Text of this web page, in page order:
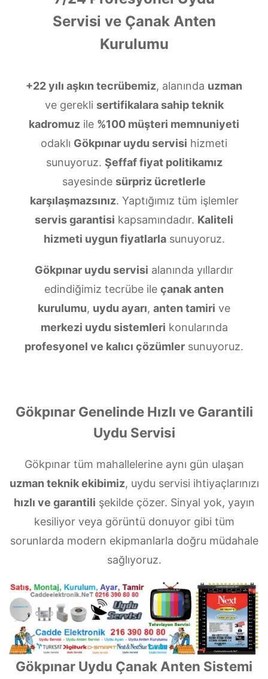
Servisi ve Çanak Anten
Kurulumu
+22 yılı aşkın tecrübemiz, alanında uzman
ve gerekli sertifikalara sahip teknik
kadromuz ile %100 müşteri memnuniyeti
odaklı Gökpınar uydu servisi hizmeti
sunuyoruz. Şeffaf fiyat politikamız
sayesinde sürpriz ücretlerle
karşılaşmazsınız. Yaptığımız tüm işlemler
servis garantisi kapsamındadır. Kaliteli
hizmeti uygun fiyatlarlasunuyoruz.
Gökpınar uydu servisi alanında yıllardır
edindiğimiz tecrübe ile çanak anten
kurulumu, uydu ayarı, anten tamiri ve
merkezi uydu sistemleri konularında
profesyonel ve kalıcı çözümler sunuyoruz.
Gökpınar Genelinde Hızlı ve Garantili
Uydu Servisi
Gökpınar tüm mahallelerine aynı gün ulaşan
uzman teknik ekibimiz, uydu servisi ihtiyaçlarınızı
hızlı ve garantili şekilde çözer. Sinyal yok, yayın
kesiliyor veya görüntü donuyor gibi tüm
sorunlarda modern ekipmanlarla doğru müdahale
sağlıyoruz.
Gökpınar Uydu Çanak Anten Sistemi